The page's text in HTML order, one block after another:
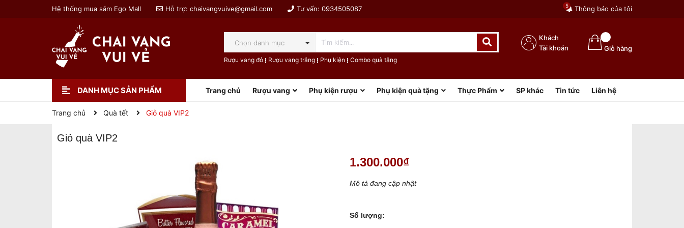
Hệ thống mua sắm Ego Mall Hỗ trợ: chaivangvuive@gmail.com Tư vấn: 0934505087 Thông báo của tôi
5
Chọn danh mục
Rượu vang đỏ Rượu vang trắng Phụ kiện Combo quà tặng
Giỏ hàng
Khách
Tài khoản
DANH MỤC SẢN PHẨM Trang chủ Rượu vang Phụ kiện rượu Phụ kiện quà tặng Thực Phẩm SP khác Tin tức Liên hệ
Trang chủ Quà tết Giỏ quà VIP2
Giỏ quà VIP2
1.300.000₫
Mô tả đang cập nhật
Số lượng: